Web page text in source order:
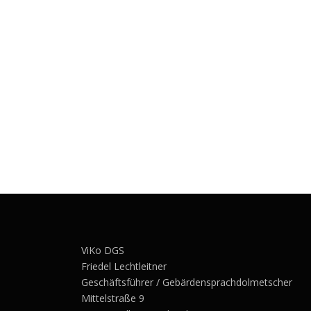
ViKo DGS
Friedel Lechtleitner
Geschäftsführer / Gebärdensprachdolmetscher
Mittelstraße 9